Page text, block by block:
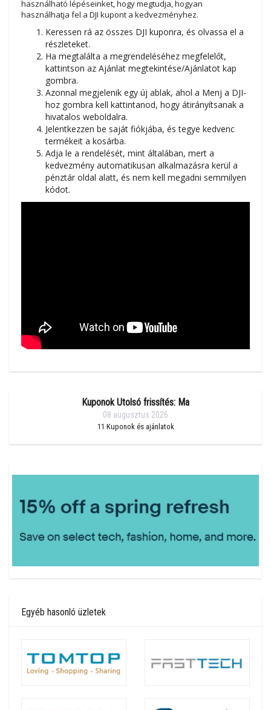
használható lépéseinket, hogy megtudja, hogyan
használhatja fel a DJI kupont a kedvezményhez.
Keressen rá az összes DJI kuponra, és olvassa el a
részleteket.
Ha megtalálta a megrendeléséhez megfelelőt,
kattintson az Ajánlat megtekintése/Ajánlatot kap
gombra.
Azonnal megjelenik egy új ablak, ahol a Menj a DJI-
hoz gombra kell kattintanod, hogy átirányítsanak a
hivatalos weboldalra.
Jelentkezzen be saját fiókjába, és tegye kedvenc
termékeit a kosárba.
Adja le a rendelését, mint általában, mert a
kedvezmény automatikusan alkalmazásra kerül a
pénztár oldal alatt, és nem kell megadni semmilyen
kódot.
Kuponok Utolsó frissítés: Ma
08 augusztus 2026
11 Kuponok és ajánlatok
Egyéb hasonló üzletek